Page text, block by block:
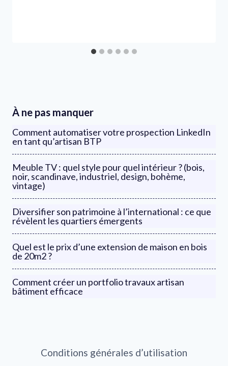
À ne pas manquer
Comment automatiser votre prospection LinkedIn
en tant qu’artisan BTP
Meuble TV : quel style pour quel intérieur ? (bois,
noir, scandinave, industriel, design, bohème,
vintage)
Diversifier son patrimoine à l’international : ce que
révèlent les quartiers émergents
Quel est le prix d’une extension de maison en bois
de 20m2 ?
Comment créer un portfolio travaux artisan
bâtiment efficace
Conditions générales d’utilisation